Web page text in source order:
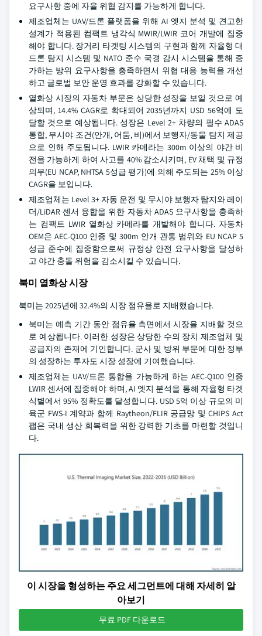
요구사항 중에 자율 위협 감지를 가능하게 합니다.
제조업체는 UAV/드론 플랫폼을 위해 AI 엣지 분석 및 견고한
설계가 적용된 컴팩트 냉각식 MWIR/LWIR 코어 개발에 집중
해야 합니다. 장거리 타겟팅 시스템의 구현과 함께 자율형 대
드론 탐지 시스템 및 NATO 준수 국경 감시 시스템을 통해 증
가하는 방위 요구사항을 충족하면서 위협 대응 능력을 개선
하고 글로벌 보안 운영 효과를 강화할 수 있습니다.
열화상 시장의 자동차 부문은 상당한 성장을 보일 것으로 예
상되며, 14.4% CAGR로 확대되어 2035년까지 USD 56억에 도
달할 것으로 예상됩니다. 성장은 Level 2+ 차량의 필수 ADAS
통합, 무시야 조건(안개, 어둠, 비)에서 보행자/동물 탐지 제공
으로 인해 주도됩니다. LWIR 카메라는 300m 이상의 야간 비
전을 가능하게 하여 사고를 40% 감소시키며, EV 채택 및 규정
의무(EU NCAP, NHTSA 5성급 평가)에 의해 주도되는 25% 이상
CAGR을 보입니다.
제조업체는 Level 3+ 자동 운전 및 무시야 보행자 탐지와 레이
더/LiDAR 센서 융합을 위한 자동차 ADAS 요구사항을 충족하
는 컴팩트 LWIR 열화상 카메라를 개발해야 합니다. 자동차
OEM은 AEC-Q100 인증 및 300m 안개 관통 범위와 EU NCAP 5
성급 준수에 집중함으로써 규정상 안전 요구사항을 달성하
고 야간 충돌 위험을 감소시킬 수 있습니다.
북미 열화상 시장
북미는 2025년에 32.4%의 시장 점유율로 지배했습니다.
북미는 예측 기간 동안 점유율 측면에서 시장을 지배할 것으
로 예상됩니다. 이러한 성장은 상당한 수의 장치 제조업체 및
공급자의 존재에 기인합니다. 군사 및 방위 부문에 대한 정부
의 성장하는 투자도 시장 성장에 기여했습니다.
제조업체는 UAV/드론 통합을 가능하게 하는 AEC-Q100 인증
LWIR 센서에 집중해야 하며, AI 엣지 분석을 통해 자율형 타겟
식별에서 95% 정확도를 달성합니다. USD 5억 이상 규모의 미
육군 FWS-I 계약과 함께 Raytheon/FLIR 공급망 및 CHIPS Act
팹은 국내 생산 회복력을 위한 강력한 기초를 마련할 것입니
다.
이 시장을 형성하는 주요 세그먼트에 대해 자세히 알
아보기
무료 PDF 다운로드